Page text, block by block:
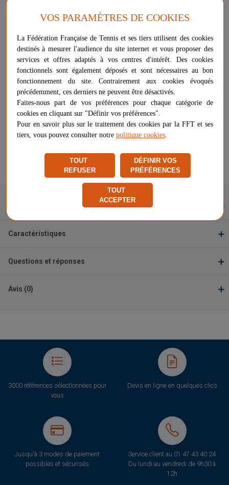
Voir les questions / réponses
129,90 € - +
AJOUTER AU PANIER
Livraison gratuite
Chez vousentre le 11/08 et le 18/08
Signaler un problème d'ordre juridique
Caractéristiques
Questions et réponses
Avis (0)
3000 références sélectionnées pour
vous
Devis en ligne en quelques clics
Jusqu'à 3 modes de paiement
possibles et sécurisés
Service client au 01 47 43 40 24
Du lundi au vendredi de 9h30 à
12h
VOS PARAMÈTRES DE COOKIES
La Fédération Française de Tennis et ses tiers utilisent des cookies
destinés à mesurer l'audience du site internet et vous proposer des
services et offres adaptés à vos centres d'intérêt. Des cookies
fonctionnels sont également déposés et sont nécessaires au bon
fonctionnement du site. Contrairement aux cookies évoqués
précédemment, ces derniers ne peuvent être désactivés.
Faites-nous part de vos préférences pour chaque catégorie de
cookies en cliquant sur "Définir vos préférences".
Pour en savoir plus sur le traitement des cookies par la FFT et ses
tiers, vous pouvez consulter notre politique cookies
TOUT
REFUSER
DÉFINIR VOS
PRÉFÉRENCES
TOUT
ACCEPTER